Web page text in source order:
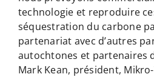
technologie et reproduire
séquestration du carbone
partenariat avec d’autres
autochtones et partenaires
Mark Kean, président,